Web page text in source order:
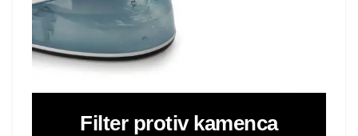
Filter protiv kamenca